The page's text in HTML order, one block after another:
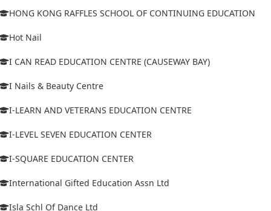
HONG KONG RAFFLES SCHOOL OF CONTINUING EDUCATION
Hot Nail
I CAN READ EDUCATION CENTRE (CAUSEWAY BAY)
I Nails & Beauty Centre
I-LEARN AND VETERANS EDUCATION CENTRE
I-LEVEL SEVEN EDUCATION CENTER
I-SQUARE EDUCATION CENTER
International Gifted Education Assn Ltd
Isla Schl Of Dance Ltd